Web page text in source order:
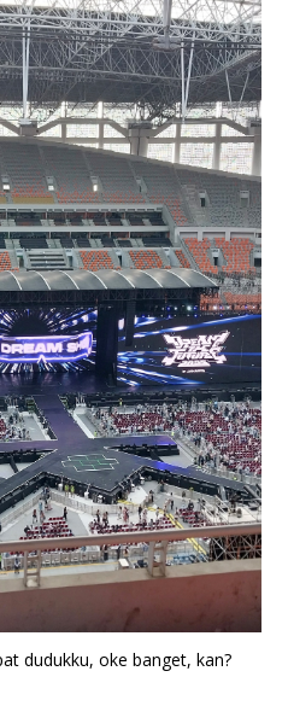
dudukku, oke banget, kan?